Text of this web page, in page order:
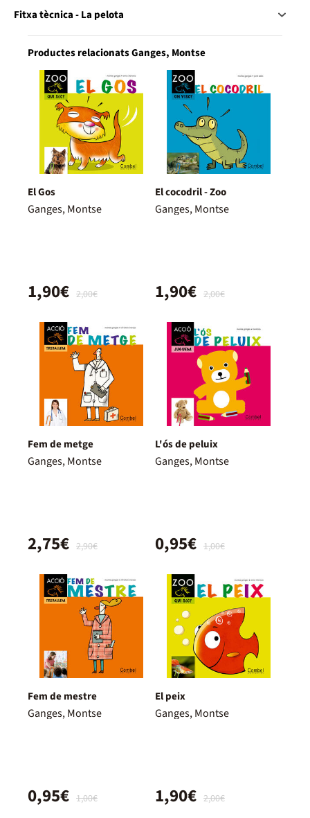
Fitxa tècnica - La pelota
Productes relacionats Ganges, Montse
El Gos
Ganges, Montse
2,00€
1,90€
El cocodril - Zoo
Ganges, Montse
2,00€
1,90€
Fem de metge
Ganges, Montse
2,90€
2,75€
L'ós de peluix
Ganges, Montse
1,00€
0,95€
Fem de mestre
Ganges, Montse
1,00€
0,95€
El peix
Ganges, Montse
2,00€
1,90€